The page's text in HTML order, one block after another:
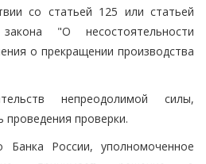
со статьей 125 или статьей
"О несостоятельности
о прекращении производства
непреодолимой силы,
проверки.
Банка России, уполномоченное